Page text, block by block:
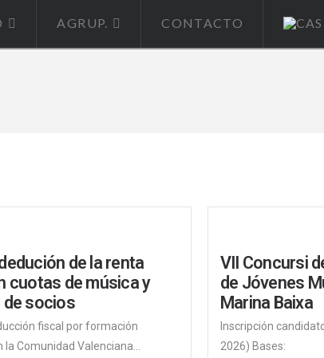
AGRUP. CONTACTO
de la renta
cuotas de música y
socios
fiscal por formación
la Comunidad Valenciana...
VII Concursi
de Jóvenes
Marina Baixa
Inscripción
2026) Bases: